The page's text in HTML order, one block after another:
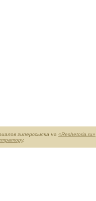
гиперссылка на «Reshetoria.ru»
.